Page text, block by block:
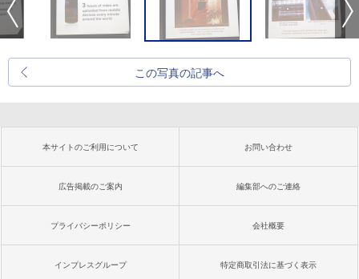
この写真の記事へ
本サイトのご利用について お問い合わせ
広告掲載のご案内 編集部へのご連絡
プライバシーポリシー 会社概要
インプレスグループ 特定商取引法に基づく表示